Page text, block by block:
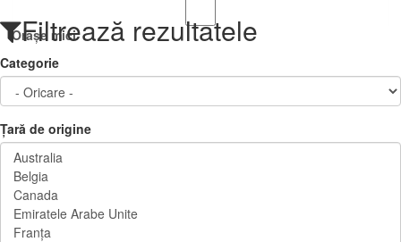
Orașe mici
Filtrează rezultatele
Categorie
Țară de origine